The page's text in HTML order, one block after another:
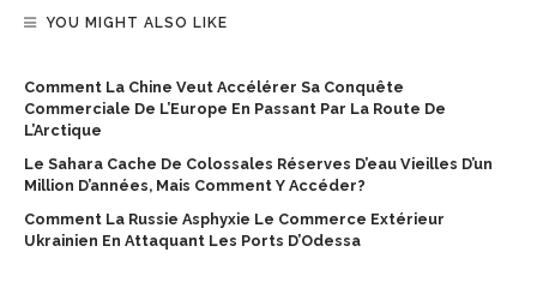
YOU MIGHT ALSO LIKE
Comment La Chine Veut Accélérer Sa Conquête
Commerciale De L’Europe En Passant Par La Route De
L’Arctique
Le Sahara Cache De Colossales Réserves D’eau Vieilles D’un
Million D’années, Mais Comment Y Accéder?
Comment La Russie Asphyxie Le Commerce Extérieur
Ukrainien En Attaquant Les Ports D’Odessa